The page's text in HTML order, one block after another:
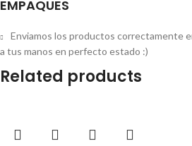
EMPAQUES
Enviamos los productos correctamente
a tus manos en perfecto estado :)
Related products